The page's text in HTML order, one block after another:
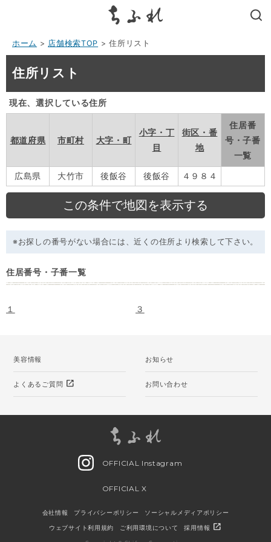
ホーム > 店舗検索TOP > 住所リスト
住所リスト
現在、選択している住所
都道府県 市町村 大字・町
小字・丁
目
街区・番
地
住居番
号・子番
一覧
広島県
大竹市 後飯谷 後飯谷 ４９８４
※お探しの番号がない場合には、近くの住所より検索して下さい。
住居番号・子番一覧
１ ３
美容情報 お知らせ
よくあるご質問 open_in_new お問い合わせ
OFFICIAL Instagram
OFFICIAL X
会社情報 プライバシーポリシー ソーシャルメディアポリシー
ウェブサイト利用規約 ご利用環境について 採用情報 open_in_new